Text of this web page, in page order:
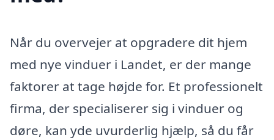
Når du overvejer at opgradere dit hjem
med nye vinduer i Landet, er der mange
faktorer at tage højde for. Et professionelt
firma, der specialiserer sig i vinduer og
døre, kan yde uvurderlig hjælp, så du får